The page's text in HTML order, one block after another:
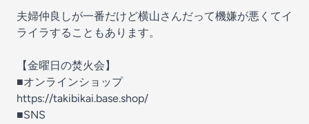
夫婦仲良しが一番だけど横山さんだって機嫌が悪くてイ
ライラすることもあります。
【金曜日の焚火会】
■オンラインショップ
https://takibikai.base.shop/
■SNS